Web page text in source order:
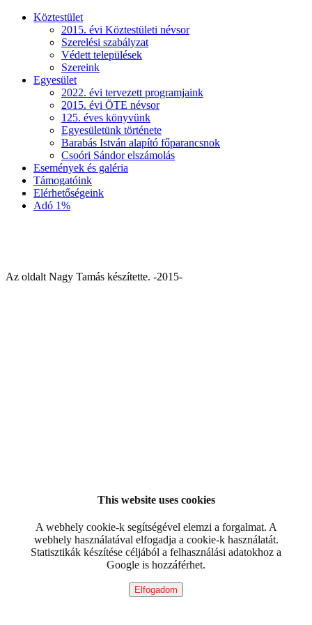
Köztestület
2015. évi Köztestületi névsor
Szerelési szabályzat
Védett települések
Szereink
Egyesület
2022. évi tervezett programjaink
2015. évi ÖTE névsor
125. éves könyvünk
Egyesületünk története
Barabás István alapító főparancsnok
Csoóri Sándor elszámolás
Események és galéria
Támogatóink
Elérhetőségeink
Adó 1%
Az oldalt Nagy Tamás készítette. -2015-
This website uses cookies
A webhely cookie-k segítségével elemzi a forgalmat. A
webhely használatával elfogadja a cookie-k használatát.
Statisztikák készítése céljából a felhasználási adatokhoz a
Google is hozzáférhet.
Elfogadom